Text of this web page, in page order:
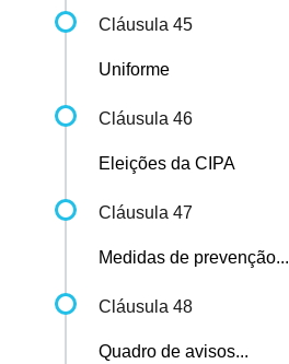
Cláusula 45
Uniforme
Cláusula 46
Eleições da CIPA
Cláusula 47
Medidas de prevenção...
Cláusula 48
Quadro de avisos...